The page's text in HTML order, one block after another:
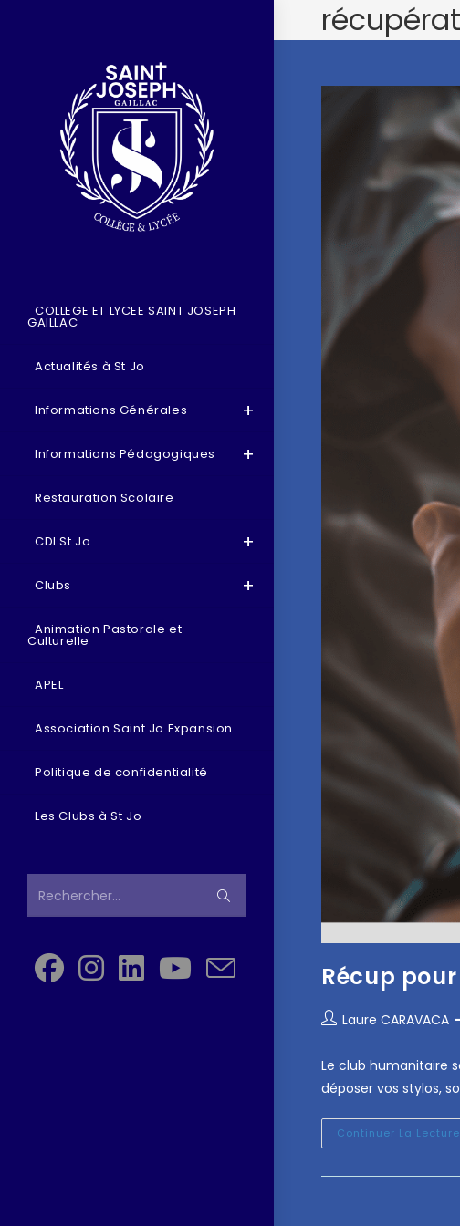
COLLEGE ET LYCEE SAINT JOSEPH
GAILLAC
Actualités à St Jo
Informations Générales
Informations Pédagogiques
Restauration Scolaire
CDI St Jo
Clubs
Animation Pastorale et
Culturelle
APEL
Association Saint Jo Expansion
Politique de confidentialité
Les Clubs à St Jo
Rechercher…
Récup
Laure CARAVACA
Le club humanitaire
déposer vos stylos,
Continuer La Lecture